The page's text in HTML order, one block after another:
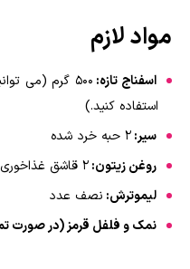
مواد لازم
اسفناج تازه:
۵۰۰ گرم (می
استفاده کنید.)
سیر:۲ حبه خرد شده
روغن زیتون:
لیموترش: نصف عدد
نمک و فلفل قرمز (در صورت